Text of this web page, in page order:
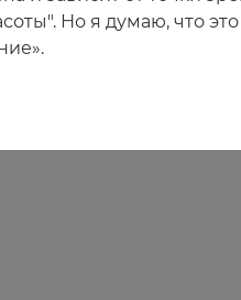
Но я думаю, что